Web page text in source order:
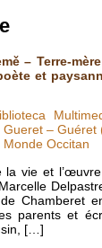
– Terre-
et
– Guéret
Monde Occitan
la vie et
Chamberet
parents et
[…]